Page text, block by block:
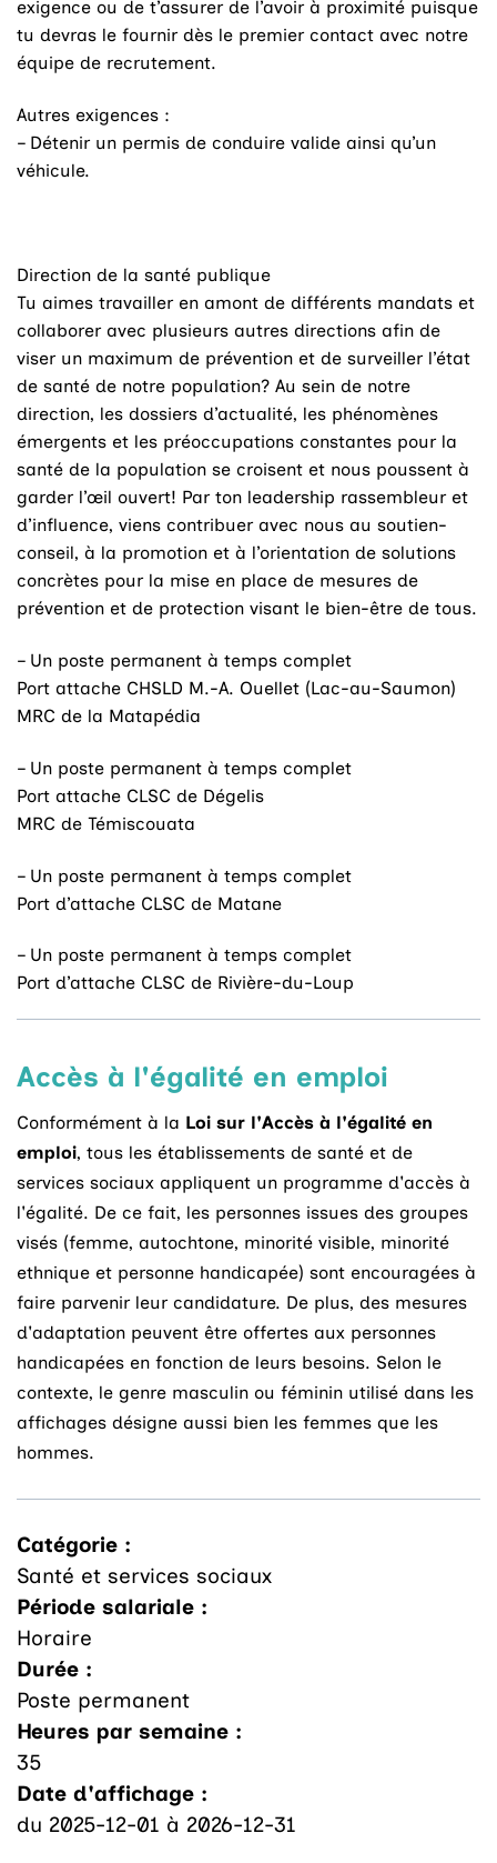
exigence ou de t’assurer de l’avoir à proximité puisque
tu devras le fournir dès le premier contact avec notre
équipe de recrutement.
Autres exigences :
– Détenir un permis de conduire valide ainsi qu’un
véhicule.
Direction de la santé publique
Tu aimes travailler en amont de différents mandats et
collaborer avec plusieurs autres directions afin de
viser un maximum de prévention et de surveiller l’état
de santé de notre population? Au sein de notre
direction, les dossiers d’actualité, les phénomènes
émergents et les préoccupations constantes pour la
santé de la population se croisent et nous poussent à
garder l’œil ouvert! Par ton leadership rassembleur et
d’influence, viens contribuer avec nous au soutien-
conseil, à la promotion et à l’orientation de solutions
concrètes pour la mise en place de mesures de
prévention et de protection visant le bien-être de tous.
– Un poste permanent à temps complet
Port attache CHSLD M.-A. Ouellet (Lac-au-Saumon)
MRC de la Matapédia
– Un poste permanent à temps complet
Port attache CLSC de Dégelis
MRC de Témiscouata
– Un poste permanent à temps complet
Port d’attache CLSC de Matane
– Un poste permanent à temps complet
Port d’attache CLSC de Rivière-du-Loup
Accès à l'égalité en emploi
Conformément à la Loi sur l'Accès à l'égalité en
emploi, tous les établissements de santé et de
services sociaux appliquent un programme d'accès à
l'égalité. De ce fait, les personnes issues des groupes
visés (femme, autochtone, minorité visible, minorité
ethnique et personne handicapée) sont encouragées à
faire parvenir leur candidature. De plus, des mesures
d'adaptation peuvent être offertes aux personnes
handicapées en fonction de leurs besoins. Selon le
contexte, le genre masculin ou féminin utilisé dans les
affichages désigne aussi bien les femmes que les
hommes.
Catégorie :
Santé et services sociaux
Période salariale :
Horaire
Durée :
Poste permanent
Heures par semaine :
35
Date d'affichage :
du 2025-12-01 à 2026-12-31